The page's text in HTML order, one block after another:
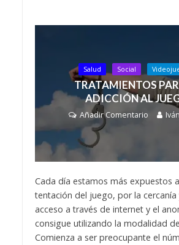
Salud Social
TRATAMIENTOS
ADICCIÓN AL
Añadir Comentario
Cada día estamos más expuestos
tentación del juego, por la
acceso a través de internet y el
consigue utilizando la modalidad
Comienza a ser preocupante el